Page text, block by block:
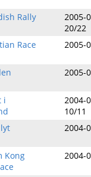
Rally
2005-
20/22
Race 2005-
2005-
i
2004-
10/11
2004-
Kong
2004-